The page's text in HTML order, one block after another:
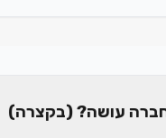
עושה? (בקצרה)